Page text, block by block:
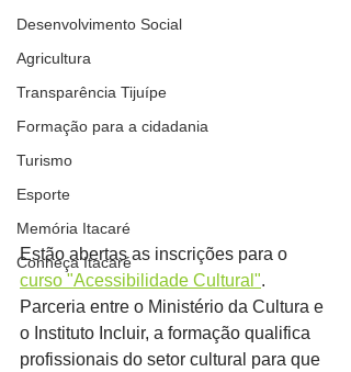
Desenvolvimento Social
Agricultura
Transparência Tijuípe
Formação para a cidadania
Turismo
Esporte
Memória Itacaré
Conheça Itacaré
Estão abertas as inscrições para o
curso "Acessibilidade Cultural".
Parceria entre o Ministério da Cultura e
o Instituto Incluir, a formação qualifica
profissionais do setor cultural para que